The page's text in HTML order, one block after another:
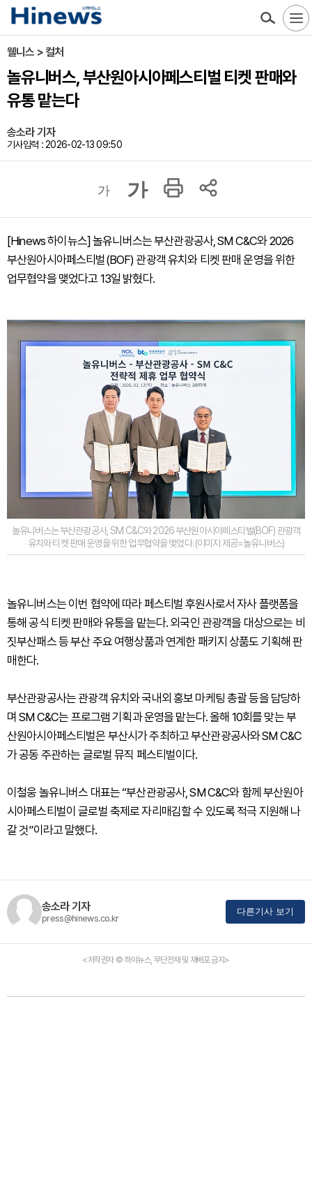
웰니스 > 컬처
놀유니버스, 부산원아시아페스티벌 티켓 판매와
유통 맡는다
송소라 기자
기사입력 : 2026-02-13 09:50
가 가
[Hinews 하이뉴스] 놀유니버스는 부산관광공사, SM C&C와 2026
부산원아시아페스티벌(BOF) 관광객 유치와 티켓 판매 운영을 위한
업무협약을 맺었다고 13일 밝혔다.
놀유니버스는 부산관광공사, SM C&C와 2026 부산원아시아페스티벌(BOF) 관광객
유치와 티켓 판매 운영을 위한 업무협약을 맺었다. (이미지 제공=놀유니버스)
놀유니버스는 이번 협약에 따라 페스티벌 후원사로서 자사 플랫폼을
통해 공식 티켓 판매와 유통을 맡는다. 외국인 관광객을 대상으로는 비
짓부산패스 등 부산 주요 여행상품과 연계한 패키지 상품도 기획해 판
매한다.
부산관광공사는 관광객 유치와 국내외 홍보 마케팅 총괄 등을 담당하
며 SM C&C는 프로그램 기획과 운영을 맡는다. 올해 10회를 맞는 부
산원아시아페스티벌은 부산시가 주최하고 부산관광공사와 SM C&C
가 공동 주관하는 글로벌 뮤직 페스티벌이다.
이철웅 놀유니버스 대표는 “부산관광공사, SM C&C와 함께 부산원아
시아페스티벌이 글로벌 축제로 자리매김할 수 있도록 적극 지원해 나
갈 것”이라고 말했다.
송소라 기자
press@hinews.co.kr
다른기사 보기
<저작권자 © 하이뉴스, 무단전재 및 재배포 금지>